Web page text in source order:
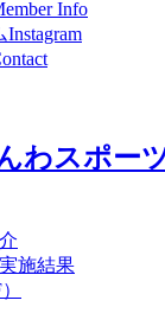
Info
Instagram
施結果